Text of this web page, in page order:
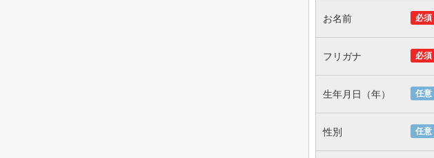
必須
お名前
必須
フリガナ
任意
生年月日（年）
任意
性別